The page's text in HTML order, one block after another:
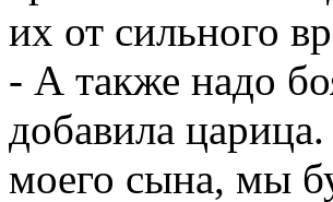
их от сильного
- А также надо
добавила царица.
моего сына, мы